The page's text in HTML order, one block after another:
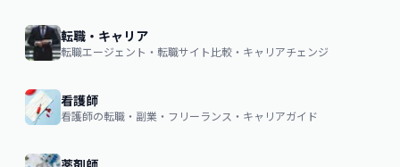
転職・キャリア
転職エージェント・転職サイト比較・キャリアチェンジ
看護師
看護師の転職・副業・フリーランス・キャリアガイド